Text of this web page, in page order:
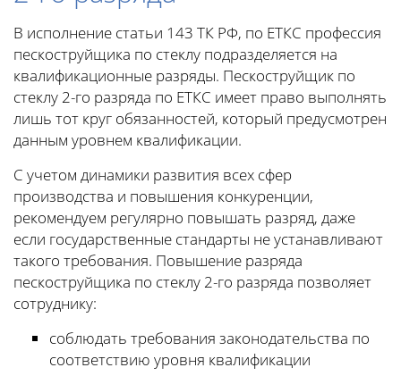
В исполнение статьи 143 ТК РФ, по ЕТКС профессия
пескоструйщика по стеклу подразделяется на
квалификационные разряды. Пескоструйщик по
стеклу 2-го разряда по ЕТКС имеет право выполнять
лишь тот круг обязанностей, который предусмотрен
данным уровнем квалификации.
С учетом динамики развития всех сфер
производства и повышения конкуренции,
рекомендуем регулярно повышать разряд, даже
если государственные стандарты не устанавливают
такого требования. Повышение разряда
пескоструйщика по стеклу 2-го разряда позволяет
сотруднику:
соблюдать требования законодательства по
соответствию уровня квалификации